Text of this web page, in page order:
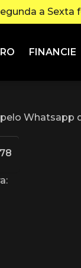
a Sexta
FINANCIE
Whatsapp